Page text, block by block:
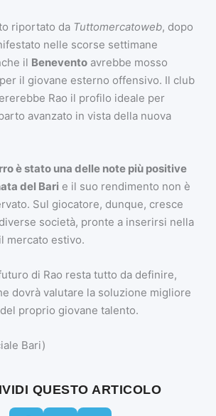
riportato da Tuttomercatoweb, dopo
nelle scorse settimane
il Benevento avrebbe mosso
il giovane esterno offensivo. Il club
Rao il profilo ideale per
avanzato in vista della nuova
è stato una delle note più positive
del Bari e il suo rendimento non è
Sul giocatore, dunque, cresce
società, pronte a inserirsi nella
mercato estivo.
di Rao resta tutto da definire,
dovrà valutare la soluzione migliore
proprio giovane talento.
Bari)
QUESTO ARTICOLO